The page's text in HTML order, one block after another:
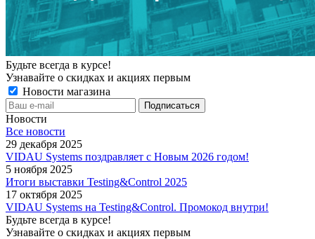
Будьте всегда в курсе!
Узнавайте о скидках и акциях первым
Новости магазина
Новости
Все новости
29 декабря 2025
VIDAU Systems поздравляет с Новым 2026 годом!
5 ноября 2025
Итоги выставки Testing&Control 2025
17 октября 2025
VIDAU Systems на Testing&Control. Промокод внутри!
Будьте всегда в курсе!
Узнавайте о скидках и акциях первым